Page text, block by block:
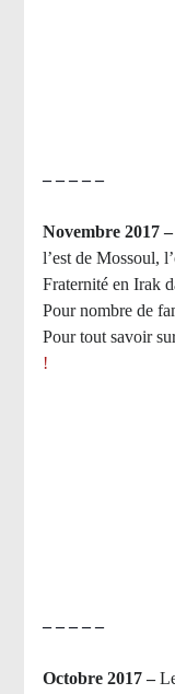
– – – – –
Novembre 2017 –
l’est de Mossoul,
Fraternité en Irak
Pour nombre de
Pour tout savoir
!
– – – – –
Octobre 2017 –